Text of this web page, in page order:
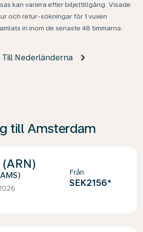
kan variera efter biljettillgång. Visade
och retur-sökningar för 1 vuxen
in inom de senaste 48 timmarna.
Till Nederländerna
till Amsterdam
Från
SEK2156*